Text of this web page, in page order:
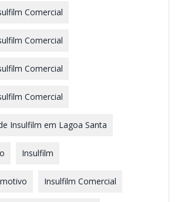
Comercial
Comercial
Comercial
Comercial
Insulfilm em Lagoa Santa
Insulfilm
Insulfilm Comercial